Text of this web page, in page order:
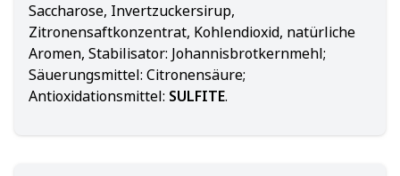
Saccharose, Invertzuckersirup,
Zitronensaftkonzentrat, Kohlendioxid, natürliche
Aromen, Stabilisator: Johannisbrotkernmehl;
Säuerungsmittel: Citronensäure;
Antioxidationsmittel: SULFITE.